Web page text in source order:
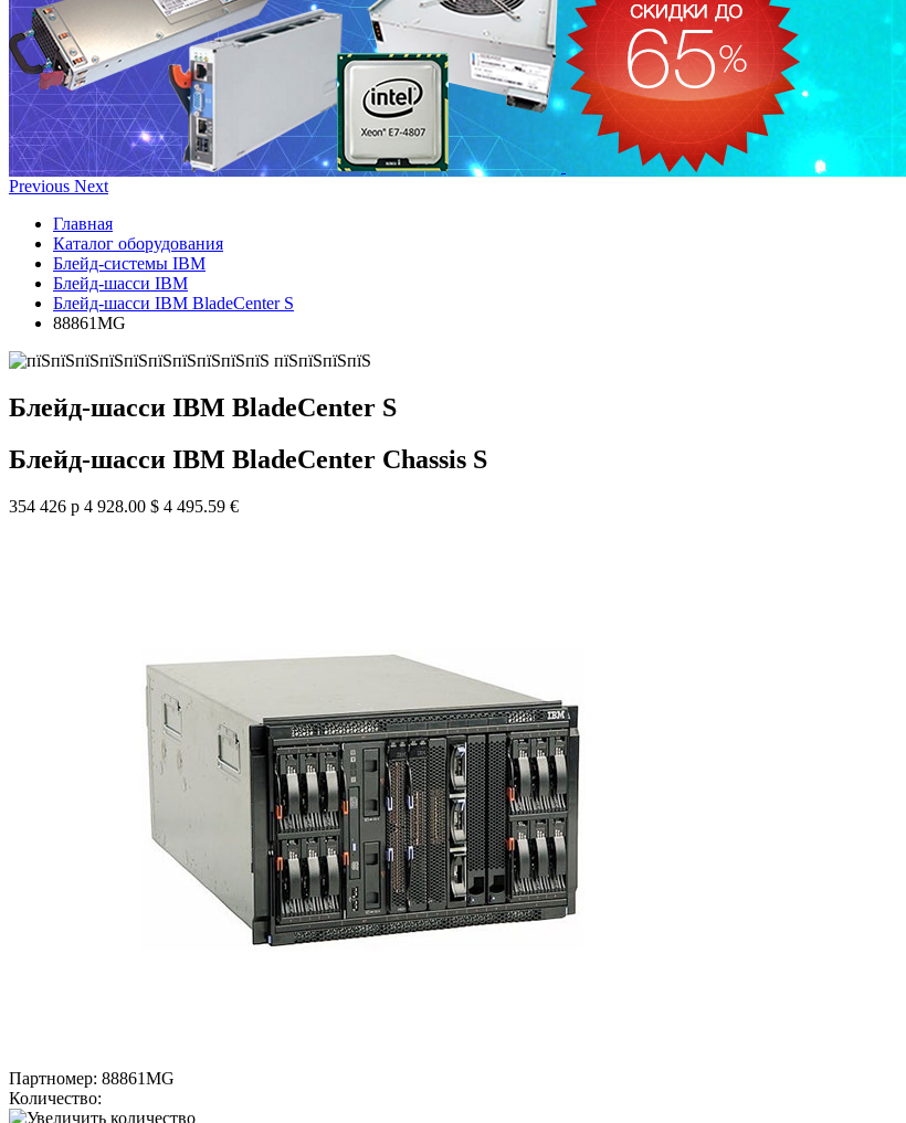
Previous Next
Главная
Каталог оборудования
Блейд-системы IBM
Блейд-шасси IBM
Блейд-шасси IBM BladeCenter S
88861MG
Блейд-шасси IBM BladeCenter S
Блейд-шасси IBM BladeCenter Chassis S
354 426 р 4 928.00 $ 4 495.59 €
Партномер: 88861MG
Количество: